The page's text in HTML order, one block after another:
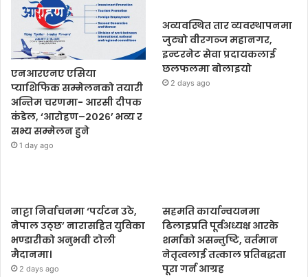
एनआरएनए एसिया
प्याशिफिक सम्मेलनको तयारी
अन्तिम चरणमा- आरसी दीपक
कंडेल, ‘आरोहण–२०२६’ भव्य र
सभ्य सम्मेलन हुने
1 day ago
अव्यवस्थित तार व्यवस्थापनमा
जुट्यो वीरगञ्ज महानगर,
इन्टरनेट सेवा प्रदायकलाई
छलफलमा बोलाइयो
2 days ago
नाट्टा निर्वाचनमा ‘पर्यटन उठे,
नेपाल उठ्छ’ नारासहित युविका
भण्डारीको अनुभवी टोली
मैदानमा।
2 days ago
सहमति कार्यान्वयनमा
ढिलाइप्रति पूर्वअध्यक्ष आरके
शर्माको असन्तुष्टि, वर्तमान
नेतृत्वलाई तत्काल प्रतिबद्धता
पूरा गर्न आग्रह